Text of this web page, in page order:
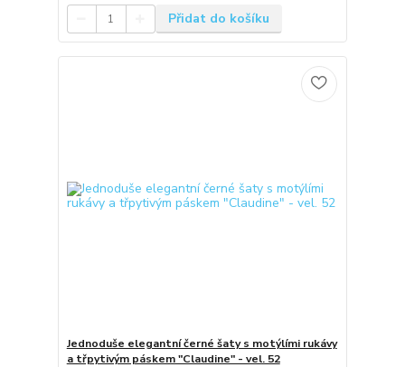
Přidat do košíku
Jednoduše elegantní černé šaty s motýlími rukávy
a třpytivým páskem "Claudine" - vel. 52